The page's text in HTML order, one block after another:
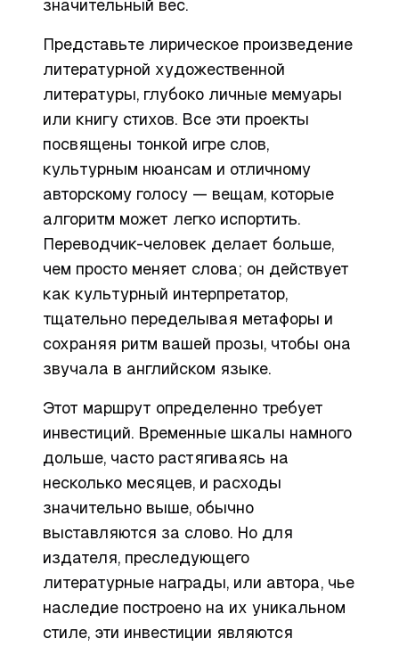
значительный вес.
Представьте лирическое произведение
литературной художественной
литературы, глубоко личные мемуары
или книгу стихов. Все эти проекты
посвящены тонкой игре слов,
культурным нюансам и отличному
авторскому голосу — вещам, которые
алгоритм может легко испортить.
Переводчик-человек делает больше,
чем просто меняет слова; он действует
как культурный интерпретатор,
тщательно переделывая метафоры и
сохраняя ритм вашей прозы, чтобы она
звучала в английском языке.
Этот маршрут определенно требует
инвестиций. Временные шкалы намного
дольше, часто растягиваясь на
несколько месяцев, и расходы
значительно выше, обычно
выставляются за слово. Но для
издателя, преследующего
литературные награды, или автора, чье
наследие построено на их уникальном
стиле, эти инвестиции являются